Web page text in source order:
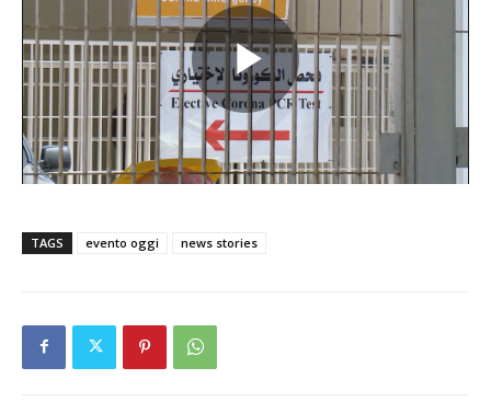
Play
TAGS evento oggi news stories